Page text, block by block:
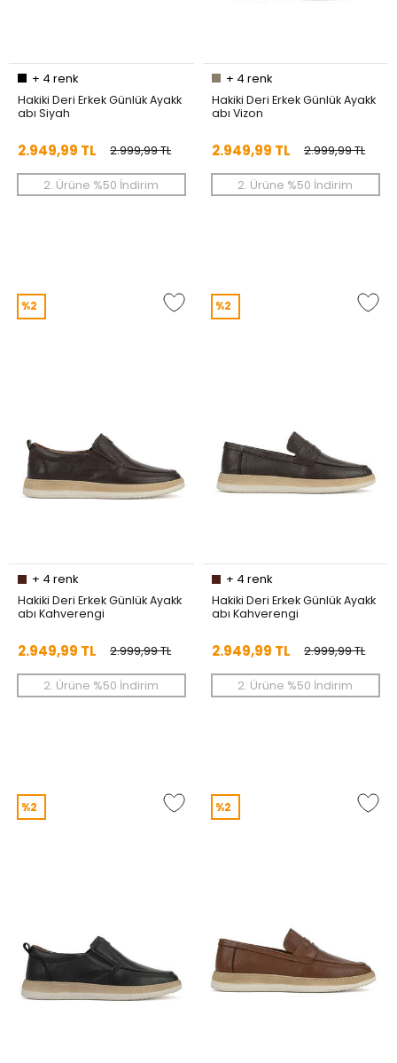
+ 4 renk
Hakiki Deri Erkek Günlük Ayakk
abı Siyah
2.999,99 TL
2.949,99 TL
2. Ürüne %50 İndirim
+ 4 renk
Hakiki Deri Erkek Günlük Ayakk
abı Vizon
2.999,99 TL
2.949,99 TL
2. Ürüne %50 İndirim
%2
+ 4 renk
Hakiki Deri Erkek Günlük Ayakk
abı Kahverengi
2.999,99 TL
2.949,99 TL
2. Ürüne %50 İndirim
%2
+ 4 renk
Hakiki Deri Erkek Günlük Ayakk
abı Kahverengi
2.999,99 TL
2.949,99 TL
2. Ürüne %50 İndirim
%2 %2